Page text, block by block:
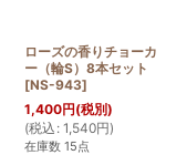
ローズの香りチョーカ
ー（輪S）8本セット
[NS-943]
1,400円(税別)
(税込 : 1,540円)
在庫数 15点